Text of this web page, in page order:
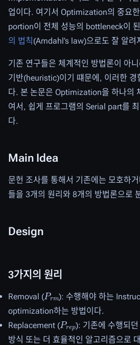
업이다. 여기서 Optimization의 중요
portion이 전체 성능의 bottleneck이
의 법칙(Amdahl’s law)으로도 잘 알려
기존 연구들은 체계적인 방법론이 아
기반(heuristic)이기 떄문에, 이러한 경
다. 본 논문은 Optimization을 하나의
여서, 쉽게 프로그램의 Serial part를
다.
Main Idea
문헌 조사를 통해서 기존에는 모호하
들을 3개의 원리와 8개의 방법론으로
Design
3가지의 원리
Removal (Pr m): 수행해야 하는
optimization하는 방법이다.
Replacement (Pr p): 기존에 수행되
방식 또는 더 효율적인 알고리즘으로